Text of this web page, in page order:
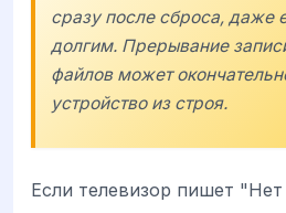
сразу после сброса, даже
долгим. Прерывание
файлов может
устройство из строя.
Если телевизор пишет "Нет